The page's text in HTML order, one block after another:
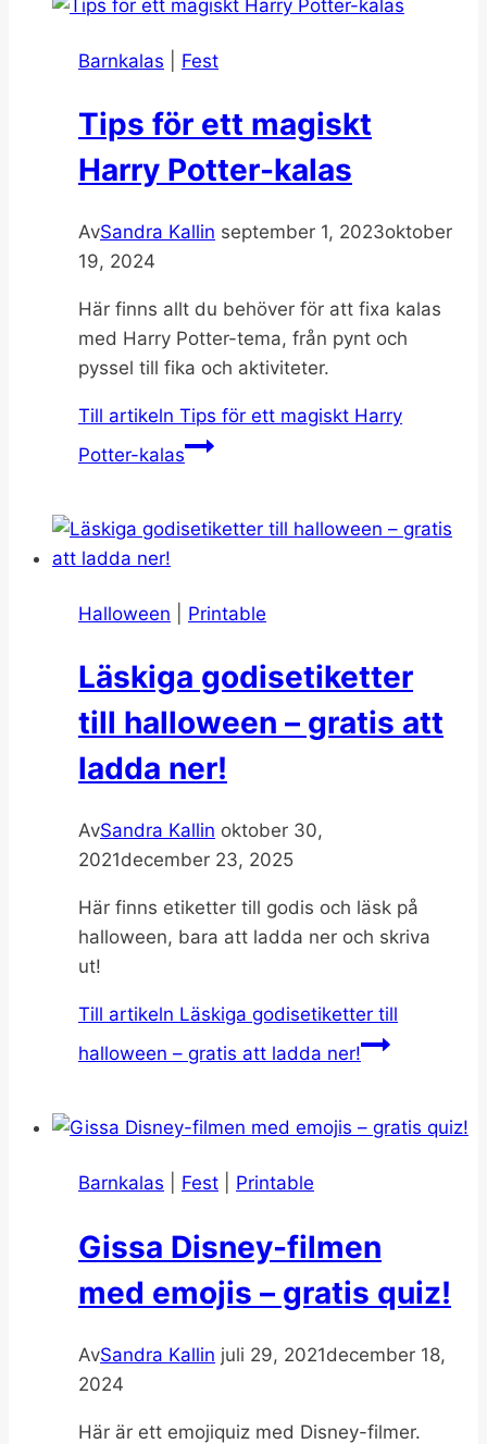
Barnkalas Fest
Tips för ett magiskt
Harry Potter-kalas
AvSandra Kallin september 1, 2023oktober
19, 2024
Här finns allt du behöver för att fixa kalas
med Harry Potter-tema, från pynt och
pyssel till fika och aktiviteter.
Till artikeln Tips för ett magiskt Harry
Potter-kalas
Halloween Printable
Läskiga godisetiketter
till halloween – gratis att
ladda ner!
AvSandra Kallin oktober 30,
2021december 23, 2025
Här finns etiketter till godis och läsk på
halloween, bara att ladda ner och skriva
ut!
Till artikeln Läskiga godisetiketter till
halloween – gratis att ladda ner!
Barnkalas Fest Printable
Gissa Disney-filmen
med emojis – gratis quiz!
AvSandra Kallin juli 29, 2021december 18,
2024
Här är ett emojiquiz med Disney-filmer.